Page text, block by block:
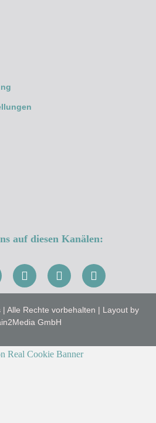
auf diesen Kanälen:
Alle Rechte vorbehalten | Layout by
GmbH
Real Cookie Banner